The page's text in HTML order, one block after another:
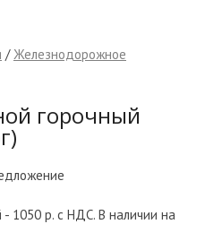
/Железнодорожное
горочный
1050 р. с НДС. В наличии на